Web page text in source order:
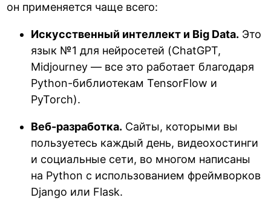
он применяется чаще всего:
Искусственный интеллект и Big Data. Это
язык №1 для нейросетей (ChatGPT,
Midjourney — все это работает благодаря
Python-библиотекам TensorFlow и
PyTorch).
Веб-разработка. Сайты, которыми вы
пользуетесь каждый день, видеохостинги
и социальные сети, во многом написаны
на Python с использованием фреймворков
Django или Flask.